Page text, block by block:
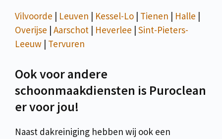
Vilvoorde Leuven Kessel-Lo Tienen Halle
Overijse Aarschot Heverlee Sint-Pieters-
Leeuw
Tervuren
Ook voor andere
schoonmaakdiensten is Puroclean
er voor jou!
Naast dakreiniging hebben wij ook een